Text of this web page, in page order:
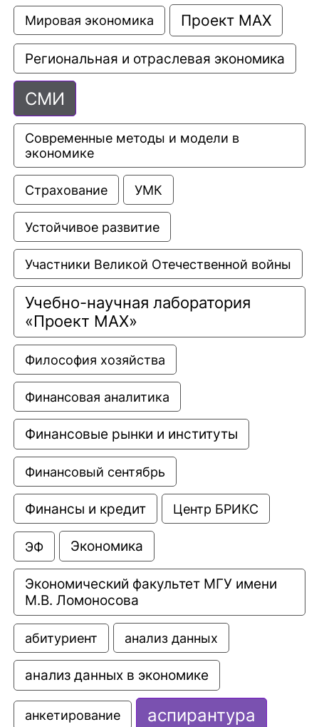
Мировая экономика Проект МАХ
Региональная и отраслевая экономика
СМИ
Современные методы и модели в
экономике
Страхование УМК
Устойчивое развитие
Участники Великой Отечественной войны
Учебно-научная лаборатория
«Проект МАХ»
Философия хозяйства
Финансовая аналитика
Финансовые рынки и институты
Финансовый сентябрь
Финансы и кредит Центр БРИКС
ЭФ Экономика
Экономический факультет МГУ имени
М.В. Ломоносова
абитуриент анализ данных
анализ данных в экономике
анкетирование аспирантура